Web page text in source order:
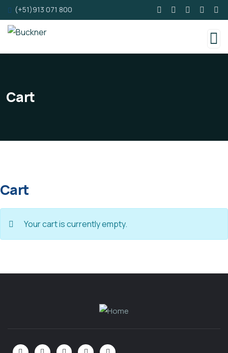
(+51)913 071 800
Cart
Cart
Your cart is currently empty.